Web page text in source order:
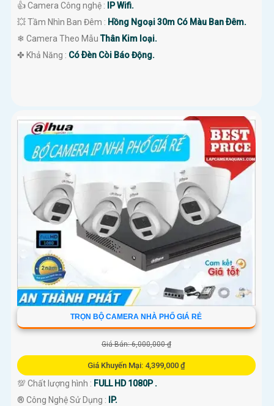
👍 Camera Công nghệ :
IP Wifi.
💥 Tầm Nhìn Ban Đêm : Hồng Ngoại 30m Có Màu Ban Ðêm.
❄ Camera Theo MẫuThân Kim loại.
️✤ Khả Năng : Có Ðèn Còi Báo Động.
TRỌN BỘ CAMERA NHÀ PHỐ GIÁ RẺ
Giá Bán: 6,000,000 ₫
Giá Khuyến Mại: 4,399,000 ₫
💯 Chất lượng hình : FULL HD 1080P .
®️ Công Nghệ Sử Dụng :
IP.